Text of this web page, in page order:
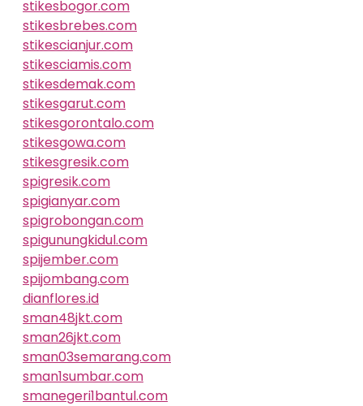
stikesbogor.com
stikesbrebes.com
stikescianjur.com
stikesciamis.com
stikesdemak.com
stikesgarut.com
stikesgorontalo.com
stikesgowa.com
stikesgresik.com
spigresik.com
spigianyar.com
spigrobongan.com
spigunungkidul.com
spijember.com
spijombang.com
dianflores.id
sman48jkt.com
sman26jkt.com
sman03semarang.com
sman1sumbar.com
smanegeri1bantul.com